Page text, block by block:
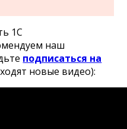
1С
наш
подписаться на
новые видео):